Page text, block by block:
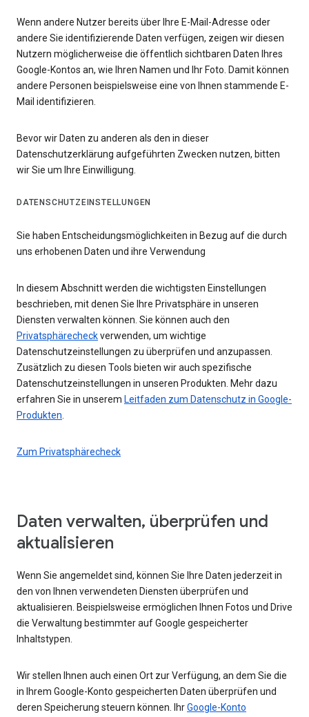
Wenn andere Nutzer bereits über Ihre E-Mail-Adresse oder
andere Sie identifizierende Daten verfügen, zeigen wir diesen
Nutzern möglicherweise die öffentlich sichtbaren Daten Ihres
Google-Kontos an, wie Ihren Namen und Ihr Foto. Damit können
andere Personen beispielsweise eine von Ihnen stammende E-
Mail identifizieren.
Bevor wir Daten zu anderen als den in dieser
Datenschutzerklärung aufgeführten Zwecken nutzen, bitten
wir Sie um Ihre Einwilligung.
DATENSCHUTZEINSTELLUNGEN
Sie haben Entscheidungsmöglichkeiten in Bezug auf die durch
uns erhobenen Daten und ihre Verwendung
In diesem Abschnitt werden die wichtigsten Einstellungen
beschrieben, mit denen Sie Ihre Privatsphäre in unseren
Diensten verwalten können. Sie können auch den
Privatsphärecheckverwenden, um wichtige
Datenschutzeinstellungen zu überprüfen und anzupassen.
Zusätzlich zu diesen Tools bieten wir auch spezifische
Datenschutzeinstellungen in unseren Produkten. Mehr dazu
erfahren Sie in unserem Leitfaden zum Datenschutz in Google-
Produkten
Zum Privatsphärecheck
Daten verwalten, überprüfen und
aktualisieren
Wenn Sie angemeldet sind, können Sie Ihre Daten jederzeit in
den von Ihnen verwendeten Diensten überprüfen und
aktualisieren. Beispielsweise ermöglichen Ihnen Fotos und Drive
die Verwaltung bestimmter auf Google gespeicherter
Inhaltstypen.
Wir stellen Ihnen auch einen Ort zur Verfügung, an dem Sie die
in Ihrem Google-Konto gespeicherten Daten überprüfen und
deren Speicherung steuern können. IhrGoogle-Konto